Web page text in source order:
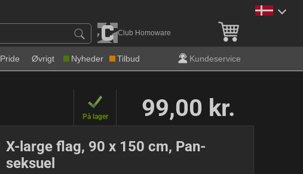
Gratis levering over 600
Club Homoware
Pride Øvrigt Nyheder Tilbud Kundeservice
På lager 99,00 kr.
X-large flag, 90 x 150 cm, Pan-
seksuel